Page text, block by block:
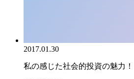
2017.01.30
私の感じた社会的投資の魅力！